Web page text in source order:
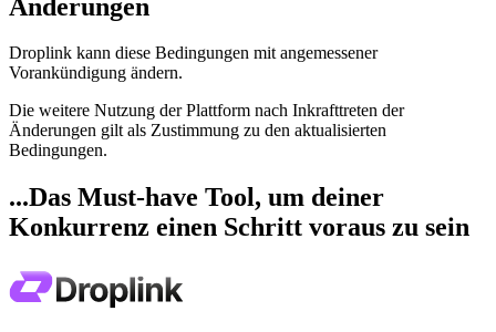
Änderungen
Droplink kann diese Bedingungen mit angemessener
Vorankündigung ändern.
Die weitere Nutzung der Plattform nach Inkrafttreten der
Änderungen gilt als Zustimmung zu den aktualisierten
Bedingungen.
...Das Must-have Tool, um deiner
Konkurrenz einen Schritt voraus zu sein